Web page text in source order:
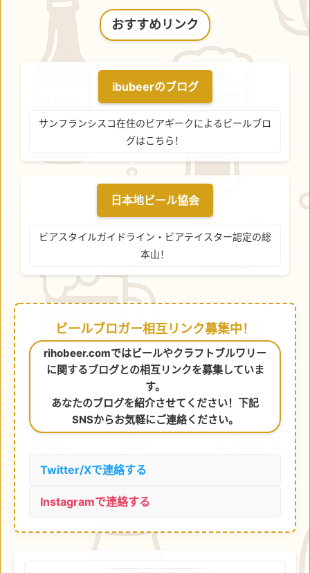
おすすめリンク
ibubeerのブログ
サンフランシスコ在住のビアギークによるビールブロ
グはこちら！
日本地ビール協会
ビアスタイルガイドライン・ビアテイスター認定の総
本山！
ビールブロガー相互リンク募集中！
rihobeer.comではビールやクラフトブルワリー
に関するブログとの相互リンクを募集していま
す。
あなたのブログを紹介させてください！下記
SNSからお気軽にご連絡ください。
Twitter/Xで連絡する
Instagramで連絡する